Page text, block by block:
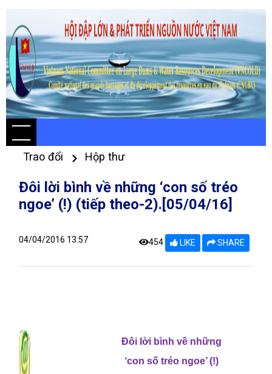
Trao đổi Hộp thư
Đôi lời bình về những ‘con số tréo
ngoe’ (!) (tiếp theo-2).[05/04/16]
04/04/2016 13:57 454 LIKE SHARE
Đôi lời bình về những
‘con số tréo ngoe’ (!)